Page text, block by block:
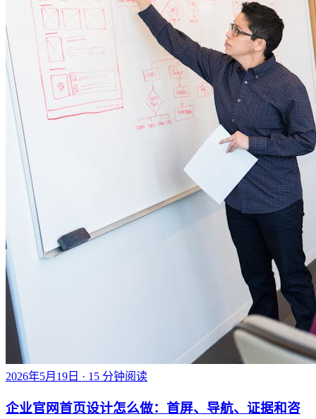
2026年5月19日 · 15 分钟阅读
企业官网首页设计怎么做：首屏、导航、证据和咨